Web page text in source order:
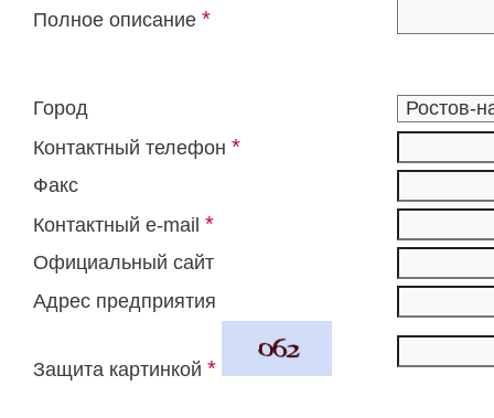
Полное описание *
Город
Контактный телефон *
Факс
Контактный e-mail *
Официальный сайт
Адрес предприятия
Защита картинкой *